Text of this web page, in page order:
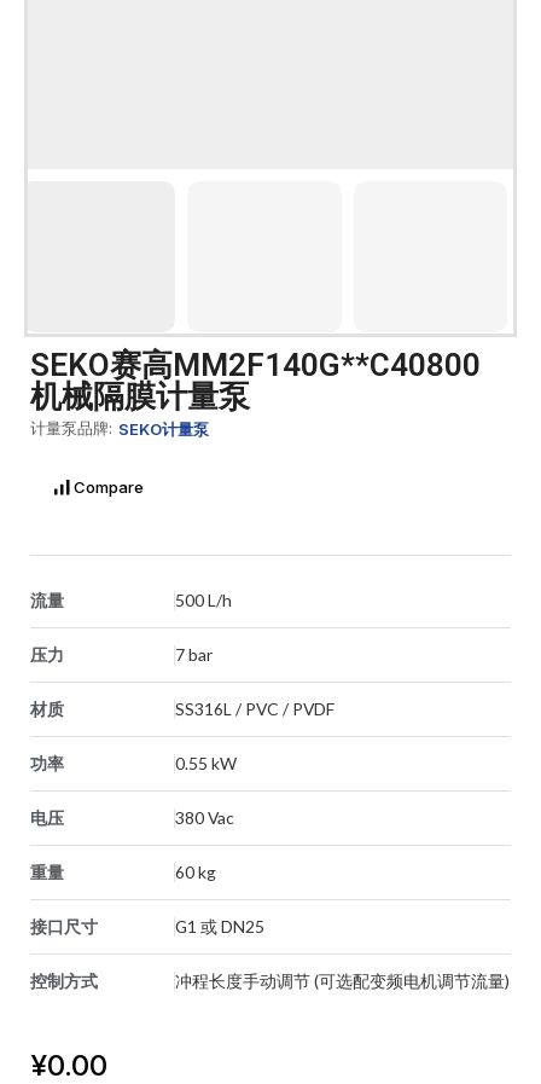
SEKO赛高MM2F140G**C40800
机械隔膜计量泵
计量泵品牌: SEKO计量泵
Compare
流量 500 L/h
压力 7 bar
材质 SS316L / PVC / PVDF
功率 0.55 kW
电压 380 Vac
重量 60 kg
接口尺寸 G1 或 DN25
控制方式 冲程长度手动调节 (可选配变频电机调节流量)
¥0.00